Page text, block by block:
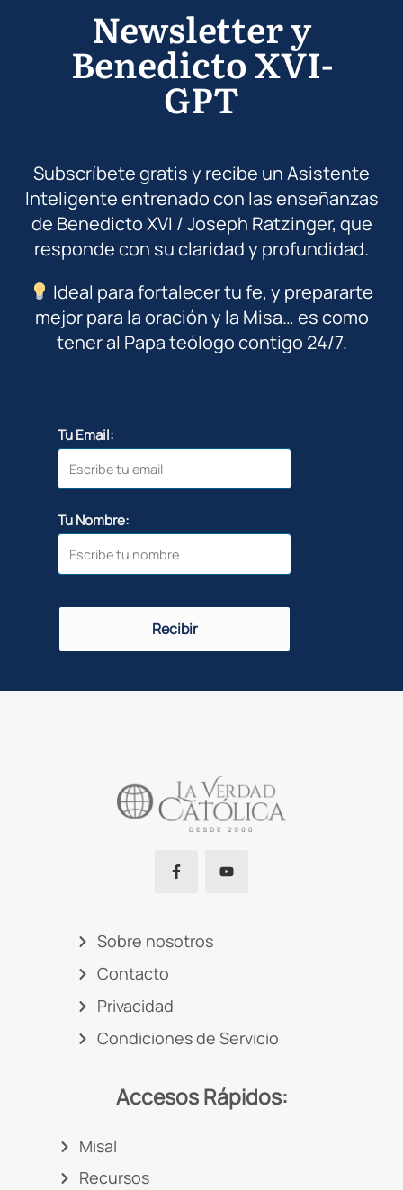
Newsletter y
Benedicto XVI-
GPT
Subscríbete gratis y recibe un Asistente
Inteligente entrenado con las enseñanzas
de Benedicto XVI / Joseph Ratzinger, que
responde con su claridad y profundidad.
Ideal para fortalecer tu fe, y prepararte
mejor para la oración y la Misa… es como
tener al Papa teólogo contigo 24/7.
Tu Email:
Tu Nombre:
Recibir
Sobre nosotros
Contacto
Privacidad
Condiciones de Servicio
Accesos Rápidos:
Misal
Recursos